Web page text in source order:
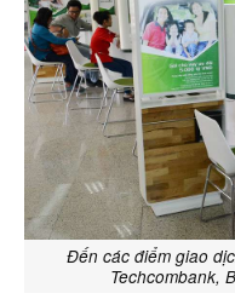
Đến các điểm giao
Techcombank,